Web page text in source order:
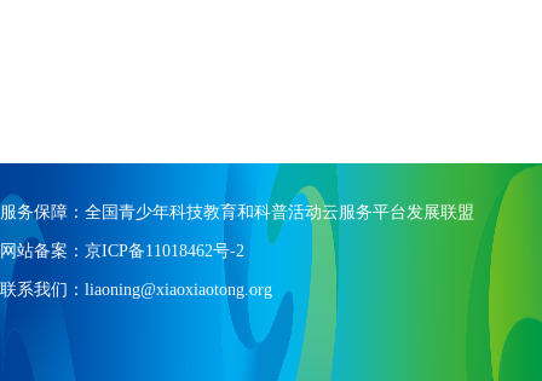
服务保障：全国青少年科技教育和科普活动云服务平台发展联盟
网站备案：京ICP备11018462号-2
联系我们：liaoning@xiaoxiaotong.org